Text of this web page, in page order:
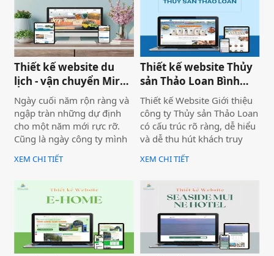
nghiệp, bài bản và bền
vững.
Thiết kế website du
lịch - vận chuyển Mira
tour Mũi Né
Ngày cuối năm rộn ràng và
ngập tràn những dự định
cho một năm mới rực rỡ.
Cũng là ngày công ty mình
bàn giao dự án thiết kế
website Mira Tour Mũi Né –
một website chuyên về tour
du lịch và thuê xe
XEM CHI TIẾT
Thiết kế website Thủy
sản Thảo Loan Bình
Thuận, Lâm Đồng
Thiết kế Website Giới thiệu
công ty Thủy sản Thảo Loan
có cấu trúc rõ ràng, dễ hiểu
và dễ thu hút khách truy
cập vào website giúp truyền
tải thông tin hiệu quả. Với
màu xanh dương và đỏ làm
nổi bật lên những nội dung
chính của website.
XEM CHI TIẾT